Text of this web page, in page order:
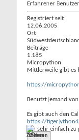
Erfahrener Benutzer
Registriert seit
12.06.2005
Ort
Südwestdeutschland
Beiträge
1.185
Micropython
Mittlerweile gibt es
https://
Benutzt jemand
Es gibt auch den
https://
der sehr einfach
Zitieren